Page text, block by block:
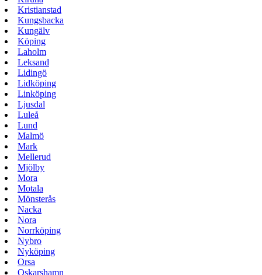
Kristianstad
Kungsbacka
Kungälv
Köping
Laholm
Leksand
Lidingö
Lidköping
Linköping
Ljusdal
Luleå
Lund
Malmö
Mark
Mellerud
Mjölby
Mora
Motala
Mönsterås
Nacka
Nora
Norrköping
Nybro
Nyköping
Orsa
Oskarshamn